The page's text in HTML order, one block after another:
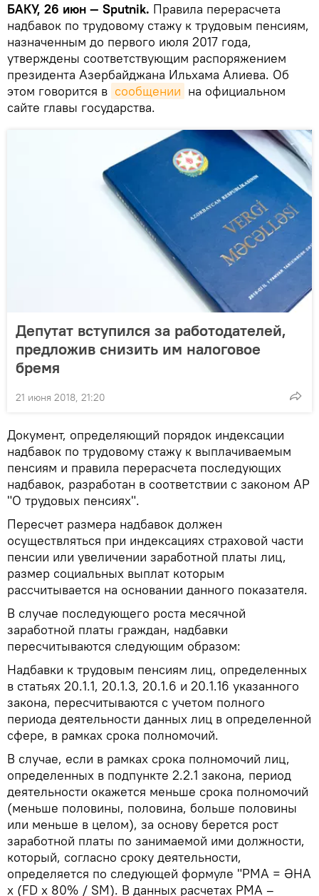
БАКУ, 26 июн — Sputnik. Правила перерасчета
надбавок по трудовому стажу к трудовым пенсиям,
назначенным до первого июля 2017 года,
утверждены соответствующим распоряжением
президента Азербайджана Ильхама Алиева. Об
этом говорится в сообщении на официальном
сайте главы государства.
Депутат вступился за работодателей,
предложив снизить им налоговое
бремя
21 июня 2018, 21:20
Документ, определяющий порядок индексации
надбавок по трудовому стажу к выплачиваемым
пенсиям и правила перерасчета последующих
надбавок, разработан в соответствии с законом АР
"О трудовых пенсиях".
Пересчет размера надбавок должен
осуществляться при индексациях страховой части
пенсии или увеличении заработной платы лиц,
размер социальных выплат которым
рассчитывается на основании данного показателя.
В случае последующего роста месячной
заработной платы граждан, надбавки
пересчитываются следующим образом:
Надбавки к трудовым пенсиям лиц, определенных
в статьях 20.1.1, 20.1.3, 20.1.6 и 20.1.16 указанного
закона, пересчитываются с учетом полного
периода деятельности данных лиц в определенной
сфере, в рамках срока полномочий.
В случае, если в рамках срока полномочий лиц,
определенных в подпункте 2.2.1 закона, период
деятельности окажется меньше срока полномочий
(меньше половины, половина, больше половины
или меньше в целом), за основу берется рост
заработной платы по занимаемой ими должности,
который, согласно сроку деятельности,
определяется по следующей формуле "PMA = ƏHA
x (FD x 80% / SM). В данных расчетах PMA –